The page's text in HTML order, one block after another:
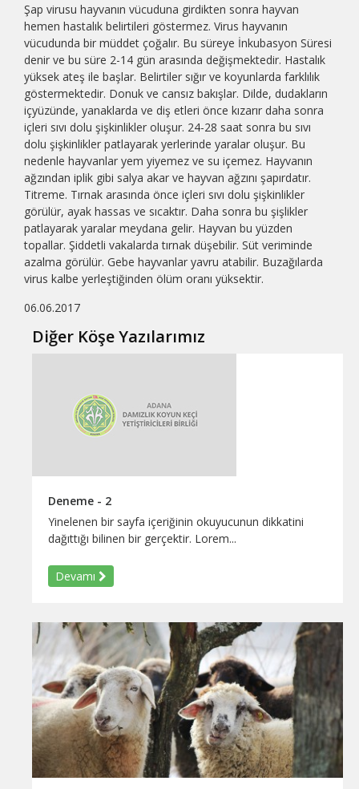
Şap virusu hayvanın vücuduna girdikten sonra hayvan
hemen hastalık belirtileri göstermez. Virus hayvanın
vücudunda bir müddet çoğalır. Bu süreye İnkubasyon Süresi
denir ve bu süre 2-14 gün arasında değişmektedir. Hastalık
yüksek ateş ile başlar. Belirtiler sığır ve koyunlarda farklılık
göstermektedir. Donuk ve cansız bakışlar. Dilde, dudakların
içyüzünde, yanaklarda ve diş etleri önce kızarır daha sonra
içleri sıvı dolu şişkinlikler oluşur. 24-28 saat sonra bu sıvı
dolu şişkinlikler patlayarak yerlerinde yaralar oluşur. Bu
nedenle hayvanlar yem yiyemez ve su içemez. Hayvanın
ağzından iplik gibi salya akar ve hayvan ağzını şapırdatır.
Titreme. Tırnak arasında önce içleri sıvı dolu şişkinlikler
görülür, ayak hassas ve sıcaktır. Daha sonra bu şişlikler
patlayarak yaralar meydana gelir. Hayvan bu yüzden
topallar. Şiddetli vakalarda tırnak düşebilir. Süt veriminde
azalma görülür. Gebe hayvanlar yavru atabilir. Buzağılarda
virus kalbe yerleştiğinden ölüm oranı yüksektir.
06.06.2017
Diğer Köşe Yazılarımız
Deneme - 2
Yinelenen bir sayfa içeriğinin okuyucunun dikkatini
dağıttığı bilinen bir gerçektir. Lorem...
Devamı